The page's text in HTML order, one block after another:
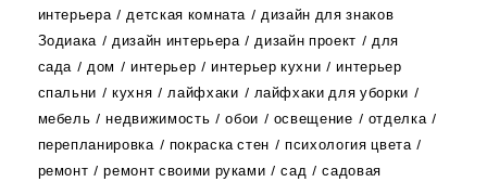
интерьера
детская комната
дизайн для знаков
Зодиака
дизайн интерьера дизайн проект
для
сада
дом интерьер интерьер кухни
интерьер
спальни
кухня лайфхаки
лайфхаки для уборки
мебель
недвижимость обои освещение
отделка
перепланировка
покраска стен
психология цвета
ремонт
ремонт своими руками сад
садовая